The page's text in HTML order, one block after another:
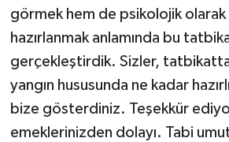
görmek hem de psikolojik olarak
hazırlanmak anlamında bu
gerçekleştirdik. Sizler,
yangın hususunda ne kadar
bize gösterdiniz. Teşekkür
emeklerinizden dolayı. Tabi